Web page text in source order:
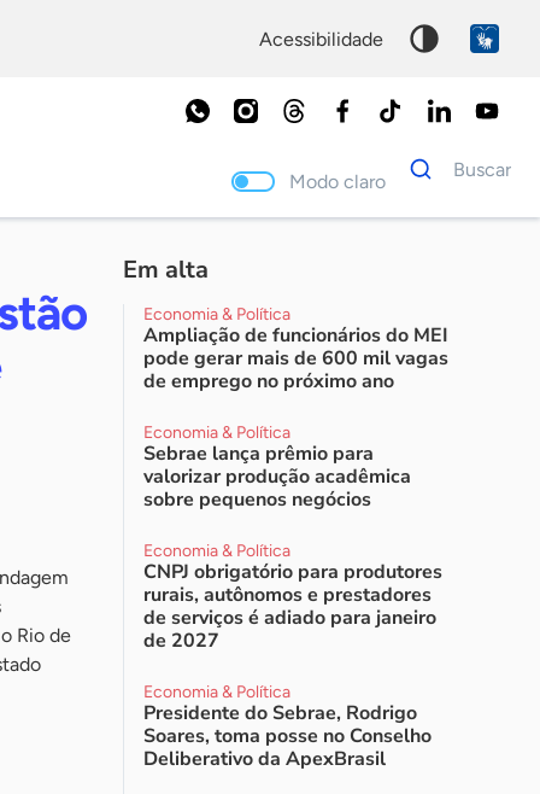
acessibilidade
Modo claro
Dados
para
Buscar
Rio de
Em alta
Economia & Política
Ampliação de funcionários do MEI
pode gerar mais de 600 mil vagas
de emprego no próximo ano
Economia & Política
Sebrae lança prêmio para
valorizar produção acadêmica
sobre pequenos negócios
Economia & Política
CNPJ obrigatório para produtores
rurais, autônomos e prestadores
de serviços é adiado para janeiro
de 2027
Economia & Política
Presidente do Sebrae, Rodrigo
Soares, toma posse no Conselho
Deliberativo da ApexBrasil